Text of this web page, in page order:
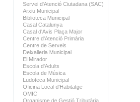
Servei d'Atenció Ciutadana (SAC)
Arxiu Municipal
Biblioteca Municipal
Casal Catalunya
Casal d'Avis Plaça Major
Centre d'Atenció Primària
Centre de Serveis
Deixalleria Municipal
El Mirador
Escola d'Adults
Escola de Música
Ludoteca Municipal
Oficina Local d'Habitatge
OMIC
Organisme de Gestió Tributària